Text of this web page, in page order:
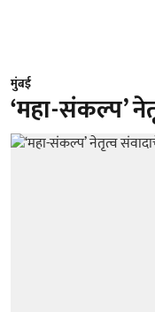
मुंबई
‘महा-संकल्प’